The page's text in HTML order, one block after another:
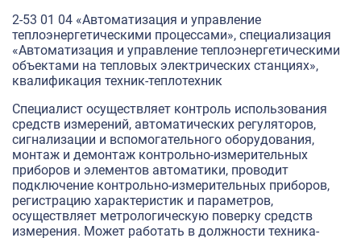
2-53 01 04 «Автоматизация и управление
теплоэнергетическими процессами», специализация
«Автоматизация и управление теплоэнергетическими
объектами на тепловых электрических станциях»,
квалификация техник-теплотехник
Специалист осуществляет контроль использования
средств измерений, автоматических регуляторов,
сигнализации и вспомогательного оборудования,
монтаж и демонтаж контрольно-измерительных
приборов и элементов автоматики, проводит
подключение контрольно-измерительных приборов,
регистрацию характеристик и параметров,
осуществляет метрологическую поверку средств
измерения. Может работать в должности техника-